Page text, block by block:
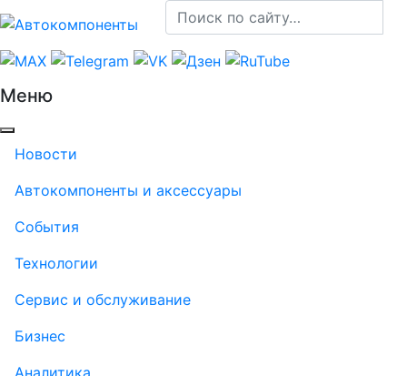
Меню
Новости
Автокомпоненты и аксессуары
События
Технологии
Сервис и обслуживание
Бизнес
Аналитика